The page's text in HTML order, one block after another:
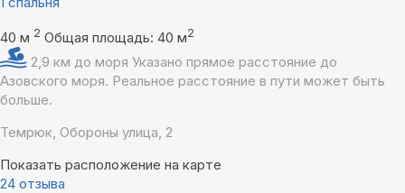
40 м 2 Общая площадь: 40 м2
2,9 км до моря Указано прямое расстояние до
Азовского моря. Реальное расстояние в пути может быть
больше.
Темрюк, Обороны улица, 2
Показать расположение на карте
24 отзыва